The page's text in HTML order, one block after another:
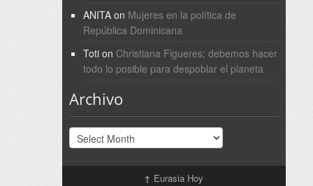
ANITAon Mujeres en la política de
República Dominicana
Totion Christiana Figueres; debemos hacer
todo lo posible para despoblar el planeta
Archivo
Archivo
↑ Eurasia Hoy